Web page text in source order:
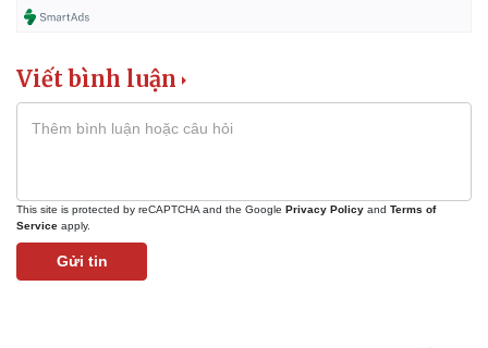
Viết bình luận
This site is protected by reCAPTCHA and the Google Privacy Policy and Terms of
Service apply.
Gửi tin